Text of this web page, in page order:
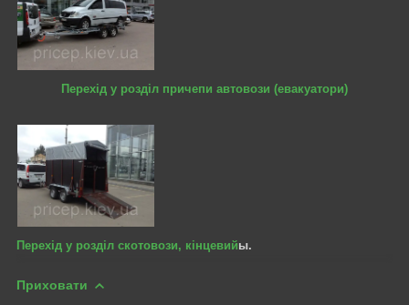
Перехід у розділ причепи автовози (евакуатори)
Перехід у розділ скотовози, кінцевийы.
Приховати